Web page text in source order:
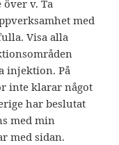
v. Ta
med
Visa alla
injektion. På
inte klarar något
har beslutat
med min
med sidan.